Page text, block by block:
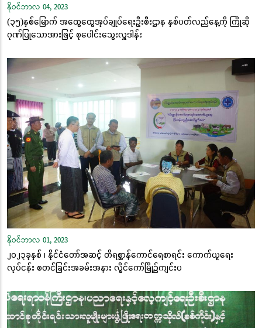
နိုဝင်ဘာလ 04, 2023
(၃၅)နှစ်မြောက် အထွေထွေအုပ်ချုပ်ရေးဦးစီးဌာန နှစ်ပတ်လည်နေ့ကို ကြိုဆို
ဂုဏ်ပြုသောအားဖြင့် စုပေါင်းသွေးလှူဒါန်း
နိုဝင်ဘာလ 01, 2023
၂၀၂၃ခုနှစ် ၊ နိုင်ငံတော်အဆင့် တိရစ္ဆာန်ကောင်ရေစာရင်း ကောက်ယူရေး
လုပ်ငန်း စတင်ခြင်းအခမ်းအနား လွိုင်ကော်မြို့၌ကျင်းပ